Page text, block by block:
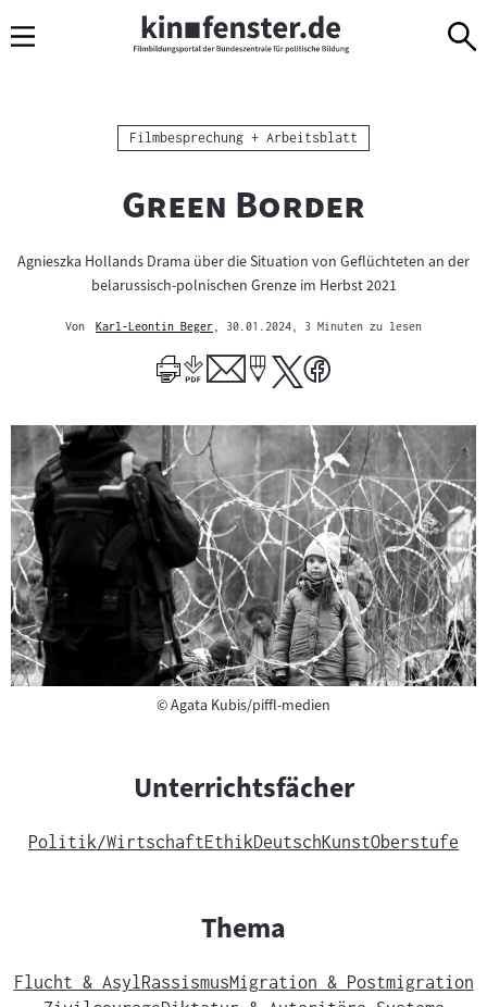
Navigation
zum
zur
Kategorie:
Filmbesprechung + Arbeitsblatt
"
Green Border
Agnieszka Hollands Drama über die Situation von Geflüchteten an der
belarussisch-polnischen Grenze im Herbst 2021
Von
Karl-Leontin Beger
zum
Author
, 30.01.2024 , 3 Minuten zu lesen
©Copyright
Agata Kubis/piffl-medien
Unterrichtsfächer
Politik/WirtschaftEthikDeutschKunstOberstufe
Thema
Flucht & Asyl RassismusMigration & Postmigration